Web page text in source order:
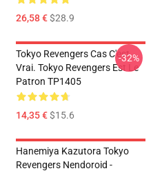
26,58 €$28.9
Tokyo Revengers Cas C'est
Vrai. Tokyo Revengers Est Le
Patron TP1405
14,35 €$15.6
-32%
Hanemiya Kazutora Tokyo
Revengers Nendoroid -